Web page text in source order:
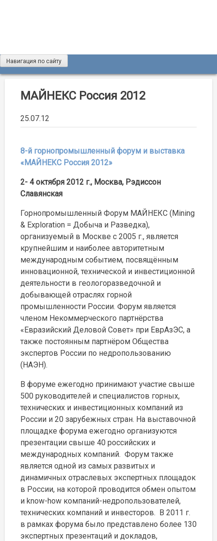
Журнал «Разведка и охрана недр»
Мы рады вас приветствовать на сайте журнала «Разведка
и охрана недр»
Навигация по сайту
МАЙНЕКС Россия 2012
25.07.12
8-й горнопромышленный форум и выставка
«МАЙНЕКС Россия 2012»
2- 4 октября 2012 г., Москва, Рэдиссон
Славянская
Горнопромышленный Форум МАЙНЕКС (Mining
& Exploration = Добыча и Разведка),
организуемый в Москве с 2005 г., является
крупнейшим и наиболее авторитетным
международным событием, посвящённым
инновационной, технической и инвестиционной
деятельности в геологоразведочной и
добывающей отраслях горной
промышленности России. Форум является
членом Некоммерческого партнёрства
«Евразийский Деловой Совет» при ЕврАзЭС, а
также постоянным партнёром Общества
экспертов России по недропользованию
(НАЭН).
В форуме ежегодно принимают участие свыше
500 руководителей и специалистов горных,
технических и инвестиционных компаний из
России и 20 зарубежных стран. На выставочной
площадке форума ежегодно организуются
презентации свыше 40 российских и
международных компаний. Форум также
является одной из самых развитых и
динамичных отраслевых экспертных площадок
в России, на которой проводится обмен опытом
и know-how компаний-недропользователей,
технических компаний и инвесторов. В 2011 г.
в рамках форума было представлено более 130
экспертных презентаций и докладов,